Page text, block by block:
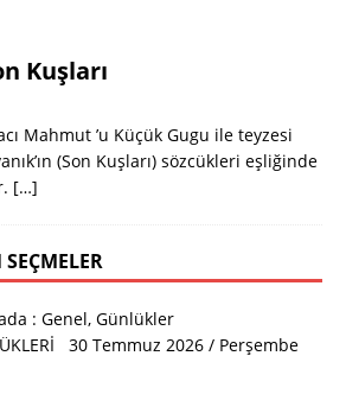
Kuşları
Mahmut ’u Küçük Gugu ile teyzesi
(Son Kuşları) sözcükleri eşliğinde
[…]
: Genel, Günlükler
30 Temmuz 2026 / Perşembe